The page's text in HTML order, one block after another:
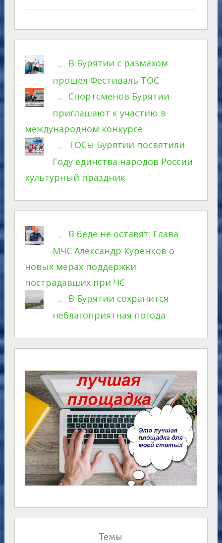
В Бурятии с размахом
прошел Фестиваль ТОС
Спортсменов Бурятии
приглашают к участию в
международном конкурсе
ТОСы Бурятии посвятили
Году единства народов России
культурный праздник
В беде не оставят: Глава
МЧС Александр Куренков о
новых мерах поддержки
пострадавших при ЧС
В Бурятии сохранится
неблагоприятная погода
Темы